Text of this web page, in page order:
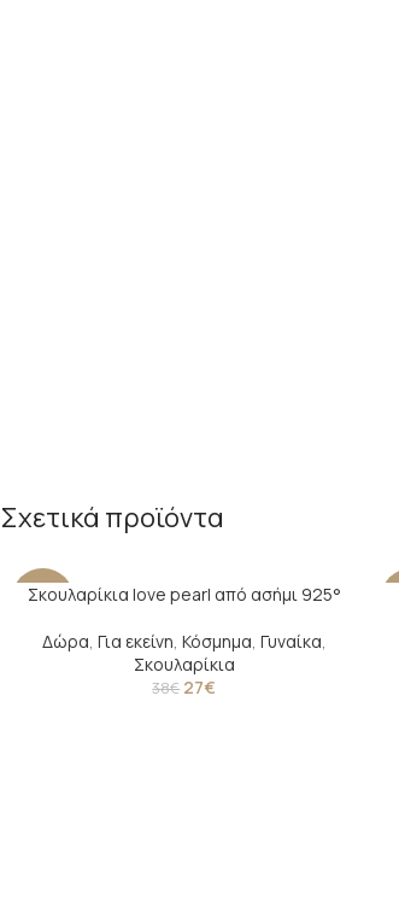
Σχετικά προϊόντα
-29%
Σκουλαρίκια love pearl από ασήμι 925°
Δώρα, Για εκείνη, Κόσμημα, Γυναίκα,
Σκουλαρίκια
38€ 27€